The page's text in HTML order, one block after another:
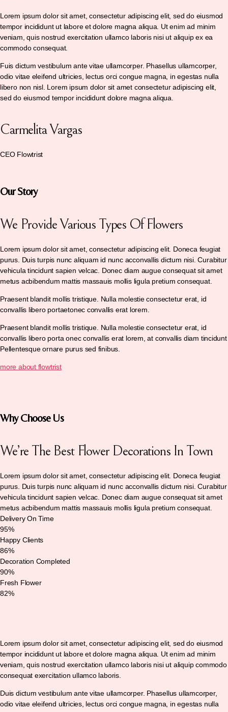
Lorem ipsum dolor sit amet, consectetur adipiscing elit, sed do eiusmod
tempor incididunt ut labore et dolore magna aliqua. Ut enim ad minim
veniam, quis nostrud exercitation ullamco laboris nisi ut aliquip ex ea
commodo consequat.
Fuis dictum vestibulum ante vitae ullamcorper. Phasellus ullamcorper,
odio vitae eleifend ultricies, lectus orci congue magna, in egestas nulla
libero non nisl. Lorem ipsum dolor sit amet consectetur adipiscing elit,
sed do eiusmod tempor incididunt dolore magna aliqua.
Carmelita Vargas
CEO Flowtrist
Our Story
We Provide Various Types Of Flowers
Lorem ipsum dolor sit amet, consectetur adipiscing elit. Doneca feugiat
purus. Duis turpis nunc aliquam id nunc acconvallis dictum nisi. Curabitur
vehicula tincidunt sapien velcac. Donec diam augue consequat sit amet
metus acbibendum mattis massauis mollis ligula pretium consequat.
Praesent blandit mollis tristique. Nulla molestie consectetur erat, id
convallis libero portaetonec convallis erat lorem.
Praesent blandit mollis tristique. Nulla molestie consectetur erat, id
convallis libero porta onec convallis erat lorem, at convallis diam tincidunt
Pellentesque ornare purus sed finibus.
more about flowtrist
Why Choose Us
We’re The Best Flower Decorations In Town
Lorem ipsum dolor sit amet, consectetur adipiscing elit. Doneca feugiat
purus. Duis turpis nunc aliquam id nunc acconvallis dictum nisi. Curabitur
vehicula tincidunt sapien velcac. Donec diam augue consequat sit amet
metus acbibendum mattis massauis mollis ligula pretium consequat.
Delivery On Time
95%
Happy Clients
86%
Decoration Completed
90%
Fresh Flower
82%
Lorem ipsum dolor sit amet, consectetur adipiscing elit, sed do eiusmod
tempor incididunt ut labore et dolore magna aliqua. Ut enim ad minim
veniam, quis nostrud exercitation ullamco laboris nisi ut aliquip commodo
consequat exercitation ullamco laboris.
Duis dictum vestibulum ante vitae ullamcorper. Phasellus ullamcorper,
odio vitae eleifend ultricies, lectus orci congue magna, in egestas nulla